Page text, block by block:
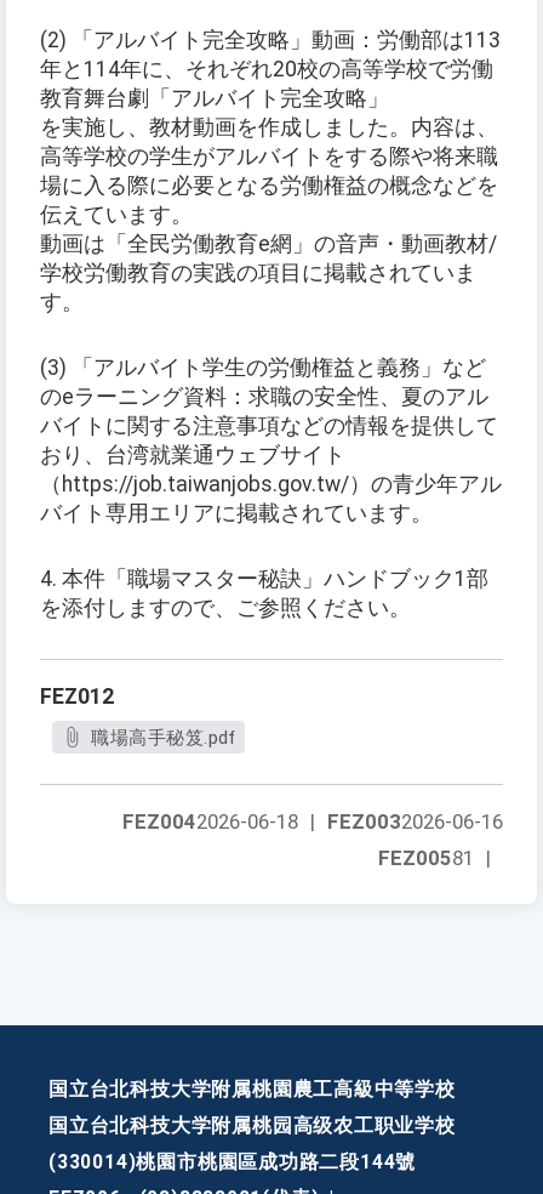
(2) 「アルバイト完全攻略」動画：労働部は113
年と114年に、それぞれ20校の高等学校で労働
教育舞台劇「アルバイト完全攻略」
を実施し、教材動画を作成しました。内容は、
高等学校の学生がアルバイトをする際や将来職
場に入る際に必要となる労働権益の概念などを
伝えています。
動画は「全民労働教育e網」の音声・動画教材/
学校労働教育の実践の項目に掲載されていま
す。
(3) 「アルバイト学生の労働権益と義務」など
のeラーニング資料：求職の安全性、夏のアル
バイトに関する注意事項などの情報を提供して
おり、台湾就業通ウェブサイト
（https://job.taiwanjobs.gov.tw/）の青少年アル
バイト専用エリアに掲載されています。
4. 本件「職場マスター秘訣」ハンドブック1部
を添付しますので、ご参照ください。
FEZ012
職場高手秘笈.pdf
FEZ0032026-06-16
FEZ0042026-06-18 |
FEZ00581 |
国立台北科技大学附属桃園農工高級中等学校
国立台北科技大学附属桃园高级农工职业学校
(330014)桃園市桃園區成功路二段144號